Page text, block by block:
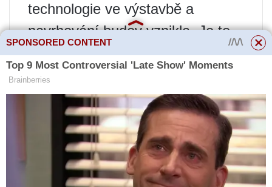
technologie ve výstavbě a
navrhování budov vznikla. Je to
dáno především jeho pevností a
také odolností vůči podzemní
vodě a změnám teplot.
Pevné bednění
Hlavní výhodou metody je
rychlost výstavby. Můžete si také
všimnout poměrně nízkých
SPONSORED CONTENT